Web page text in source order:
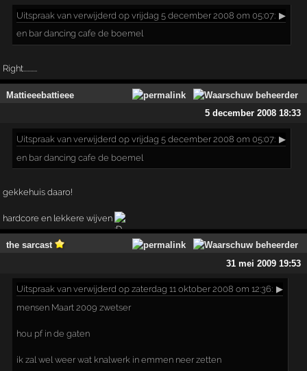
Uitspraak van verwijderd op vrijdag 5 december 2008 om 05:07: ▶
en bar dancing cafe de boemel
Right..........
Mattieeebattieee
5 december 2008 18:33
Uitspraak van verwijderd op vrijdag 5 december 2008 om 05:07: ▶
en bar dancing cafe de boemel
gekkehuis daaro!
hardcore en lekkere wijven
the sarcast
31 mei 2009 19:53
Uitspraak van verwijderd op zaterdag 11 oktober 2008 om 12:36: ▶
mensen Maart 2009 zwetser
hou pf in de gaten
ik zal wel weer wat knalwerk in emmen neer zetten